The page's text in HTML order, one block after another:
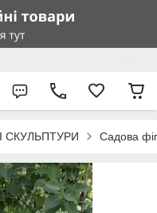
СКУЛЬПТУРИ Садова